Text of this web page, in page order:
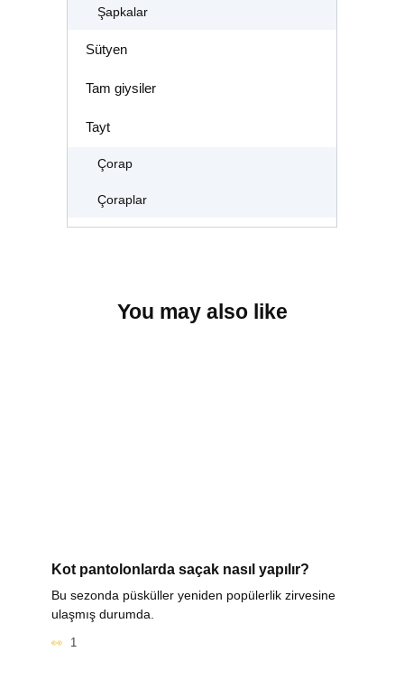
Şapkalar
Sütyen
Tam giysiler
Tayt
Çorap
Çoraplar
You may also like
Kot pantolonlarda saçak nasıl yapılır?
Bu sezonda püsküller yeniden popülerlik zirvesine
ulaşmış durumda.
1